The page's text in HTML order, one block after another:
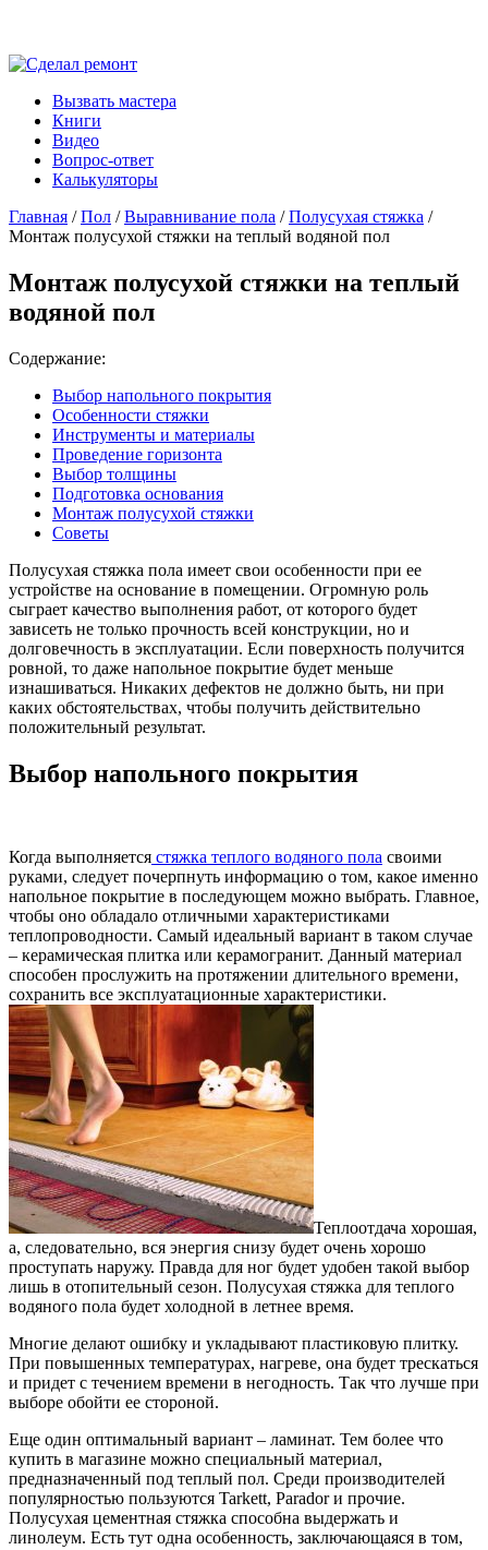
Вызвать мастера
Книги
Видео
Вопрос-ответ
Калькуляторы
Главная /Пол /Выравнивание пола /Полусухая стяжка /
Монтаж полусухой стяжки на теплый водяной пол
Монтаж полусухой стяжки на теплый
водяной пол
Содержание:
Выбор напольного покрытия
Особенности стяжки
Инструменты и материалы
Проведение горизонта
Выбор толщины
Подготовка основания
Монтаж полусухой стяжки
Советы
Полусухая стяжка пола имеет свои особенности при ее
устройстве на основание в помещении. Огромную роль
сыграет качество выполнения работ, от которого будет
зависеть не только прочность всей конструкции, но и
долговечность в эксплуатации. Если поверхность получится
ровной, то даже напольное покрытие будет меньше
изнашиваться. Никаких дефектов не должно быть, ни при
каких обстоятельствах, чтобы получить действительно
положительный результат.
Выбор напольного покрытия
Когда выполняется стяжка теплого водяного пола своими
руками, следует почерпнуть информацию о том, какое именно
напольное покрытие в последующем можно выбрать. Главное,
чтобы оно обладало отличными характеристиками
теплопроводности. Самый идеальный вариант в таком случае
– керамическая плитка или керамогранит. Данный материал
способен прослужить на протяжении длительного времени,
сохранить все эксплуатационные характеристики.
Теплоотдача хорошая,
а, следовательно, вся энергия снизу будет очень хорошо
проступать наружу. Правда для ног будет удобен такой выбор
лишь в отопительный сезон. Полусухая стяжка для теплого
водяного пола будет холодной в летнее время.
Многие делают ошибку и укладывают пластиковую плитку.
При повышенных температурах, нагреве, она будет трескаться
и придет с течением времени в негодность. Так что лучше при
выборе обойти ее стороной.
Еще один оптимальный вариант – ламинат. Тем более что
купить в магазине можно специальный материал,
предназначенный под теплый пол. Среди производителей
популярностью пользуются Tarkett, Parador и прочие.
Полусухая цементная стяжка способна выдержать и
линолеум. Есть тут одна особенность, заключающаяся в том,